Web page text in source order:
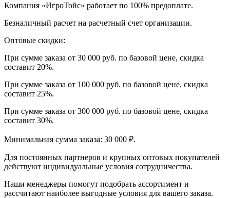
Компания «ИгроТойс» работает по 100% предоплате.
Безналичный расчет на расчетный счет организации.
Оптовые скидки:
При сумме заказа от 30 000 руб. по базовой цене, скидка
составит 20%.
При сумме заказа от 100 000 руб. по базовой цене, скидка
составит 25%.
При сумме заказа от 300 000 руб. по базовой цене, скидка
составит 30%.
Минимальная сумма заказа: 30 000 ₽.
Для постоянных партнеров и крупных оптовых покупателей
действуют индивидуальные условия сотрудничества.
Наши менеджеры помогут подобрать ассортимент и
рассчитают наиболее выгодные условия для вашего заказа.